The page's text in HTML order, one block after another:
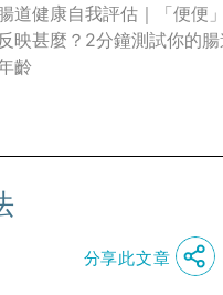
道健康自我評估｜「便便」
反映甚麼？2分鐘測試你的腸
齡
分享此文章